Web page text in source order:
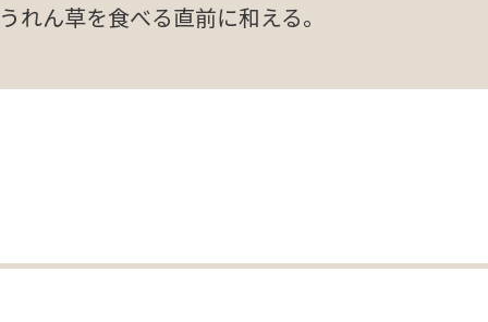
ん草を食べる直前に和える。